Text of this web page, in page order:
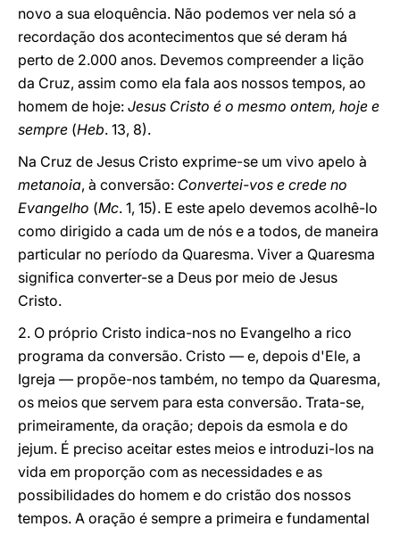
novo a sua eloquência. Não podemos ver nela só a
recordação dos acontecimentos que sé deram há
perto de 2.000 anos. Devemos compreender a lição
da Cruz, assim como ela fala aos nossos tempos, ao
homem de hoje: Jesus Cristo é o mesmo ontem, hoje e
sempre (Heb. 13, 8).
Na Cruz de Jesus Cristo exprime-se um vivo apelo à
metanoia, à conversão: Convertei-vos e crede no
Evangelho (Mc. 1, 15). E este apelo devemos acolhê-lo
como dirigido a cada um de nós e a todos, de maneira
particular no período da Quaresma. Viver a Quaresma
significa converter-se a Deus por meio de Jesus
Cristo.
2. O próprio Cristo indica-nos no Evangelho a rico
programa da conversão. Cristo — e, depois d'Ele, a
Igreja — propõe-nos também, no tempo da Quaresma,
os meios que servem para esta conversão. Trata-se,
primeiramente, da oração; depois da esmola e do
jejum. É preciso aceitar estes meios e introduzi-los na
vida em proporção com as necessidades e as
possibilidades do homem e do cristão dos nossos
tempos. A oração é sempre a primeira e fundamental